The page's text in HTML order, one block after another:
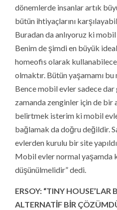
dönemlerde insanlar artık
bütün ihtiyaçlarını
Buradan da anlıyoruz ki
Benim de şimdi en büyük
homeofis olarak
olmaktır. Bütün yaşamamı
Bence mobil evler sadece
zamanda zenginler için de
belirtmek isterim ki mobil
bağlamak da doğru değildir.
evlerden kurulu bir site
Mobil evler normal yaşamda
düşünülmelidir” dedi.
ERSOY: “TINY
ALTERNATİF BİR